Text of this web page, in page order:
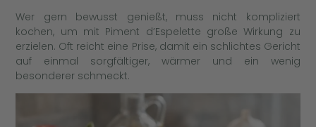
Wer gern bewusst genießt, muss nicht kompliziert
kochen, um mit Piment d’Espelette große Wirkung zu
erzielen. Oft reicht eine Prise, damit ein schlichtes Gericht
auf einmal sorgfältiger, wärmer und ein wenig
besonderer schmeckt.